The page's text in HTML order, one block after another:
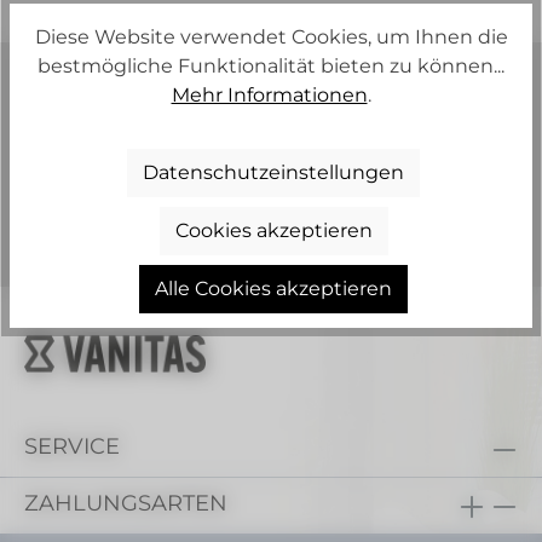
KLEIDUNG MIT CHARAKTER
LUX / LUXIA
AERIO / AERIA CASUAL
SERVICE
ZAHLUNGSARTEN
Diese Website verwendet Cookies, um Ihnen die
bestmögliche Funktionalität bieten zu können...
Mehr Informationen.
Datenschutzeinstellungen
Cookies akzeptieren
Alle Cookies akzeptieren